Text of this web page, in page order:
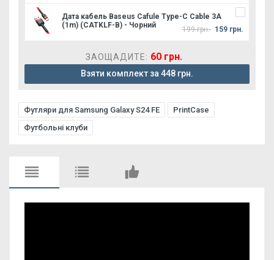
Дата кабель Baseus Cafule Type-C Cable 3A
(1m) (CATKLF-B) - Чорний
199 грн. 159 грн.
ЗАОЩАДИТЕ: 60 грн.
Взяти комплект за 448 грн.
Футляри для Samsung Galaxy S24 FE
PrintCase
Футбольні клуби